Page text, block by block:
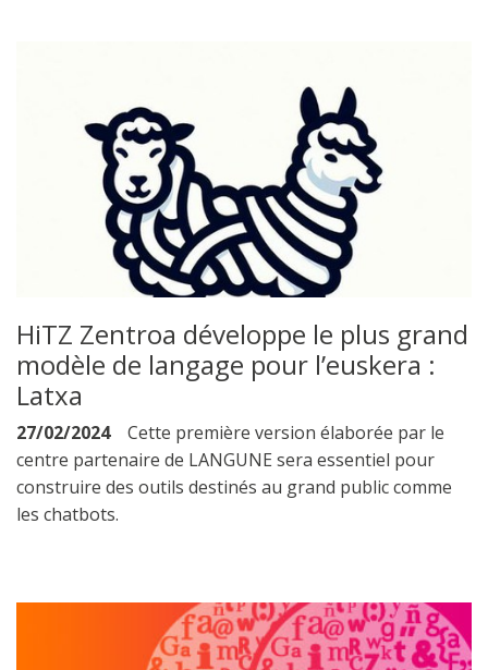
HiTZ Zentroa développe le plus grand
modèle de langage pour l’euskera :
Latxa
27/02/2024
Cette première version élaborée par le
centre partenaire de LANGUNE sera essentiel pour
construire des outils destinés au grand public comme
les chatbots.